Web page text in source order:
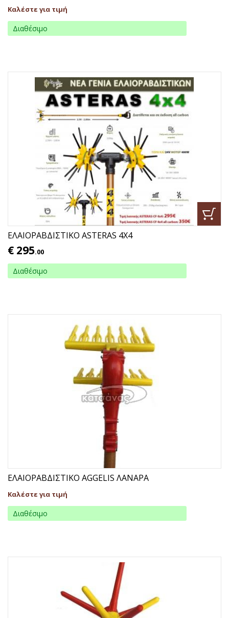
Καλέστε για τιμή
Διαθέσιμο
ΕΛΑΙΟΡΑΒΔΙΣΤΙΚΟ ASTERAS 4X4
€ 295.00
Διαθέσιμο
ΕΛΑΙΟΡΑΒΔΙΣΤΙΚΟ AGGELIS ΛΑΝΑΡΑ
Καλέστε για τιμή
Διαθέσιμο